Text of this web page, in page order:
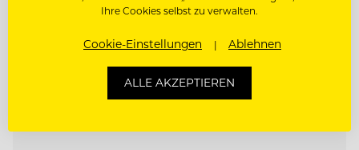
Entdecke alle Jobs
Ihre Cookies selbst zu verwalten.
Cookie-Einstellungen Ablehnen
ALLE AKZEPTIEREN